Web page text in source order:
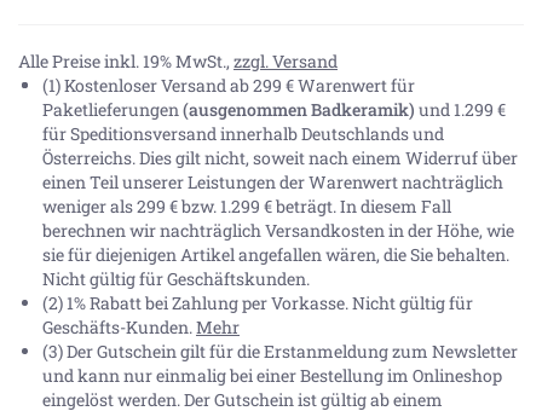
Alle Preise inkl. 19% MwSt., zzgl. Versand
(1) Kostenloser Versand ab 299 € Warenwert für
Paketlieferungen(ausgenommen Badkeramik) und 1.299 €
für Speditionsversand innerhalb Deutschlands und
Österreichs. Dies gilt nicht, soweit nach einem Widerruf über
einen Teil unserer Leistungen der Warenwert nachträglich
weniger als 299 € bzw. 1.299 € beträgt. In diesem Fall
berechnen wir nachträglich Versandkosten in der Höhe, wie
sie für diejenigen Artikel angefallen wären, die Sie behalten.
Nicht gültig für Geschäftskunden.
(2) 1% Rabatt bei Zahlung per Vorkasse. Nicht gültig für
Geschäfts-Kunden.Mehr
(3) Der Gutschein gilt für die Erstanmeldung zum Newsletter
und kann nur einmalig bei einer Bestellung im Onlineshop
eingelöst werden. Der Gutschein ist gültig ab einem